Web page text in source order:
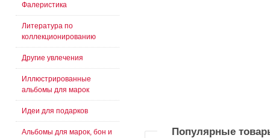
Популярные
Фалеристика
Литература по
коллекционированию
Другие увлечения
Иллюстрированные
альбомы для марок
Идеи для подарков
Альбомы для марок, бон и